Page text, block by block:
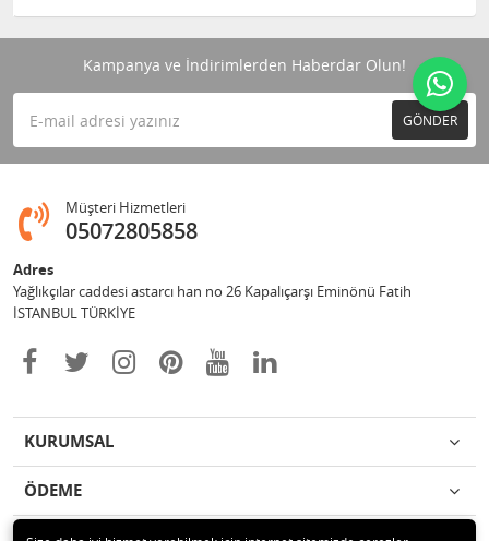
Kampanya ve İndirimlerden Haberdar Olun!
GÖNDER
Müşteri Hizmetleri
05072805858
Adres
Yağlıkçılar caddesi astarcı han no 26 Kapalıçarşı Eminönü Fatih
İSTANBUL TÜRKİYE
KURUMSAL
ÖDEME